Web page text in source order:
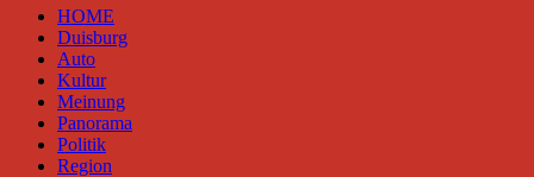
HOME
Duisburg
Auto
Kultur
Meinung
Panorama
Politik
Region